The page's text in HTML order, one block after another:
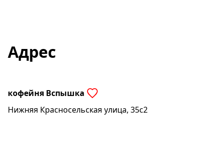
Адрес
кофейня Вспышка
Нижняя Красносельская улица, 35с2